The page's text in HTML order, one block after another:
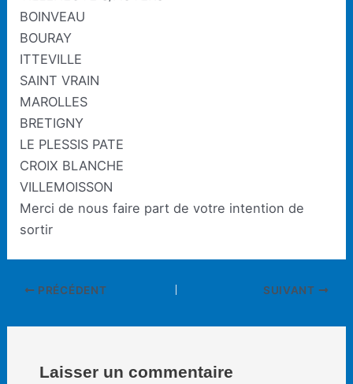
BOINVEAU
BOURAY
ITTEVILLE
SAINT VRAIN
MAROLLES
BRETIGNY
LE PLESSIS PATE
CROIX BLANCHE
VILLEMOISSON
Merci de nous faire part de votre intention de
sortir
Navigation
articles
PRÉCÉDENT SUIVANT
Laisser un commentaire